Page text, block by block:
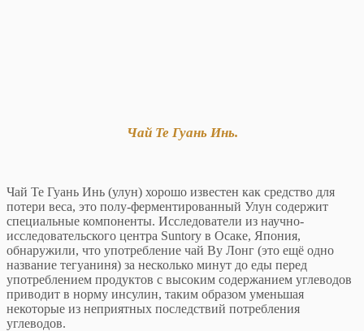
Чай Те Гуань Инь.
Чай Те Гуань Инь (улун) хорошо известен как средство для
потери веса, это полу-ферментированный Улун содержит
специальные компоненты. Исследователи из научно-
исследовательского центра Suntory в Осаке, Япония,
обнаружили, что употребление чай Ву Лонг (это ещё одно
название тегуаниня) за несколько минут до еды перед
употреблением продуктов с высоким содержанием углеводов
приводит в норму инсулин, таким образом уменьшая
некоторые из неприятных последствий потребления
углеводов.